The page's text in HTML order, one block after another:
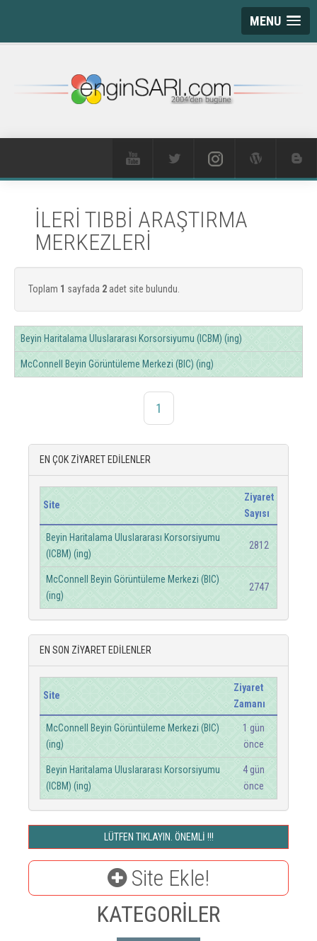
MENU
İLERİ TIBBİ ARAŞTIRMA
MERKEZLERİ
Toplam 1 sayfada 2 adet site bulundu.
Beyin Haritalama Uluslararası Korsorsiyumu (ICBM) (ing)
McConnell Beyin Görüntüleme Merkezi (BIC) (ing)
1
EN ÇOK ZİYARET EDİLENLER
Site
Ziyaret
Sayısı
Beyin Haritalama Uluslararası Korsorsiyumu
(ICBM) (ing)
2812
McConnell Beyin Görüntüleme Merkezi (BIC)
(ing)
2747
EN SON ZİYARET EDİLENLER
Site
Ziyaret
Zamanı
McConnell Beyin Görüntüleme Merkezi (BIC)
(ing)
1 gün
önce
Beyin Haritalama Uluslararası Korsorsiyumu
(ICBM) (ing)
4 gün
önce
LÜTFEN TIKLAYIN. ÖNEMLİ !!!
Site Ekle!
KATEGORİLER